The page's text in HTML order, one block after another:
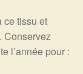
ce tissu et
Conservez
l’année pour :